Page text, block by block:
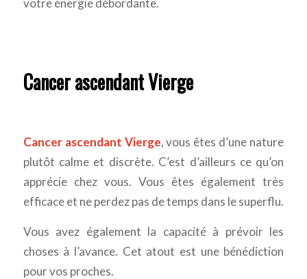
votre énergie débordante.
Cancer ascendant Vierge
Cancer ascendant Vierge, vous êtes d’une nature
plutôt calme et discrète. C’est d’ailleurs ce qu’on
apprécie chez vous. Vous êtes également très
efficace et ne perdez pas de temps dans le superflu.
Vous avez également la capacité à prévoir les
choses à l’avance. Cet atout est une bénédiction
pour vos proches.